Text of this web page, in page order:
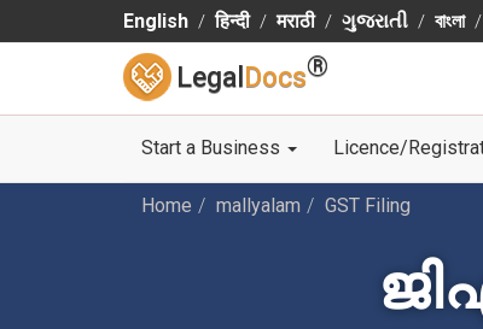
English हिन्दी मराठी ગુજરાતી বাংলা
Legal Docs®
Start a Business Licence/
Home mallyalam GST Filing